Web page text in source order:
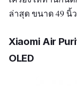
ล่าสุด ขนาด 49 นิ้
Xiaomi Air
OLED